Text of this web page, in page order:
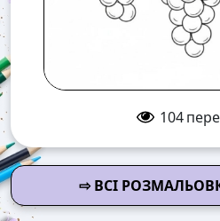
104
⇨ ВСІ